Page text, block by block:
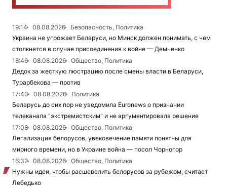
19:14 08.08.2026
Безопасность, Политика
Украина не угрожает Беларуси, но Минск должен понимать, с чем
столкнется в случае присоединения к войне — Демченко
18:46
08.08.2026
Общество, Политика
Дедок за жесткую люстрацию после смены власти в Беларуси,
Турарбекова — против
17:43
08.08.2026
Политика
Беларусь до сих пор не уведомила Euronews о признании
телеканала "экстремистским" и не аргументировала решение
17:08
08.08.2026
Общество, Политика
Легализация белорусов, увековечение памяти понятны для
мирного времени, но в Украине война — посол Чорногор
16:32
08.08.2026
Общество, Политика
Нужны идеи, чтобы расшевелить белорусов за рубежом, считает
Лебедько